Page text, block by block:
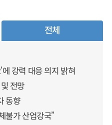
전체
에 강력 대응 의지 밝혀
전망
동향
불가 산업강국”